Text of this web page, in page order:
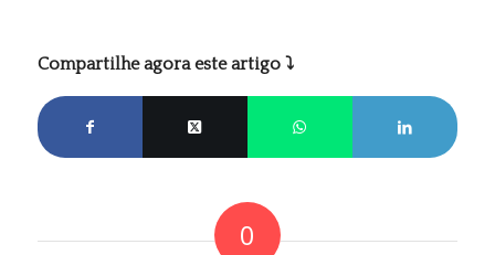
Compartilhe agora este artigo ⤵
0